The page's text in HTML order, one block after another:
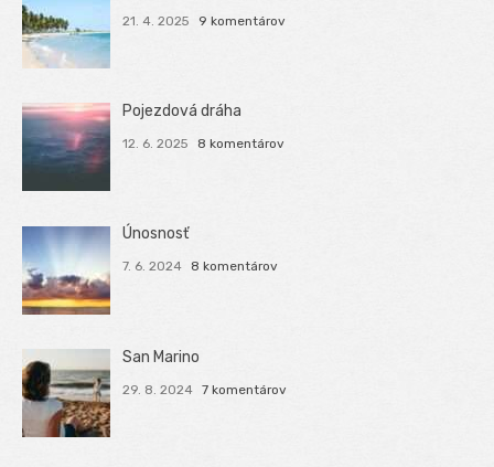
21. 4. 2025 9 komentárov
Pojezdová dráha
12. 6. 2025 8 komentárov
Únosnosť
7. 6. 2024 8 komentárov
San Marino
29. 8. 2024 7 komentárov